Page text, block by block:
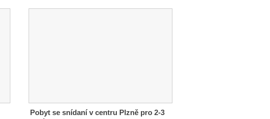
Pobyt se snídaní v centru Plzně pro 2-3